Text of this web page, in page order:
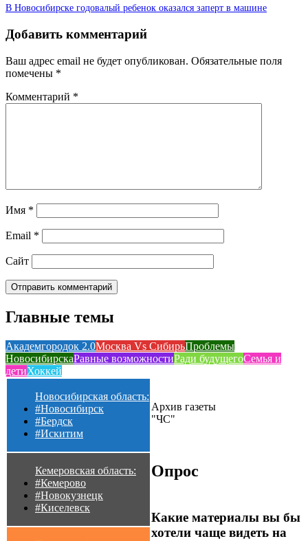
В Новосибирске годовалый ребенок оказался заперт в машине
Добавить комментарий
Ваш адрес email не будет опубликован. Обязательные поля
помечены *
Комментарий *
Имя *
Email *
Сайт
Главные темы
Академгородок 2.0Москва Vs СибирьПроблемы
НовосибирскаРавные возможностиРади будущегоСемья и
детиХоккей
Новосибирская область:
#Новосибирск
#Бердск
#Искитим
Кемеровская область:
#Кемерово
#Новокузнецк
#Киселевск
Архив газеты
"ЧС"
Опрос
Какие материалы вы бы
хотели чаще видеть на